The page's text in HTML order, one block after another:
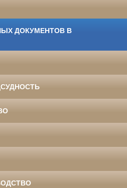
ДОКУМЕНТОВ В